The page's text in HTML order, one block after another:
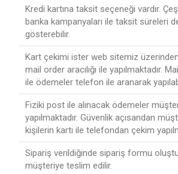
Kredi kartına taksit seçeneği vardır.
banka kampanyaları ile taksit süreleri
gösterebilir.
Kart çekimi ister web sitemiz
mail order aracılığı ile yapılmaktadır.
ile ödemeler telefon ile aranarak
Fiziki post ile alınacak ödemeler
yapılmaktadır. Güvenlik açısandan
kişilerin kartı ile telefondan çekim
Sipariş verildiğinde sipariş formu
müşteriye teslim edilir.